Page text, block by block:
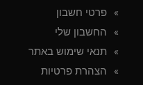
פרטי חשבון
החשבון שלי
תנאי שימוש באתר
הצהרת פרטיות